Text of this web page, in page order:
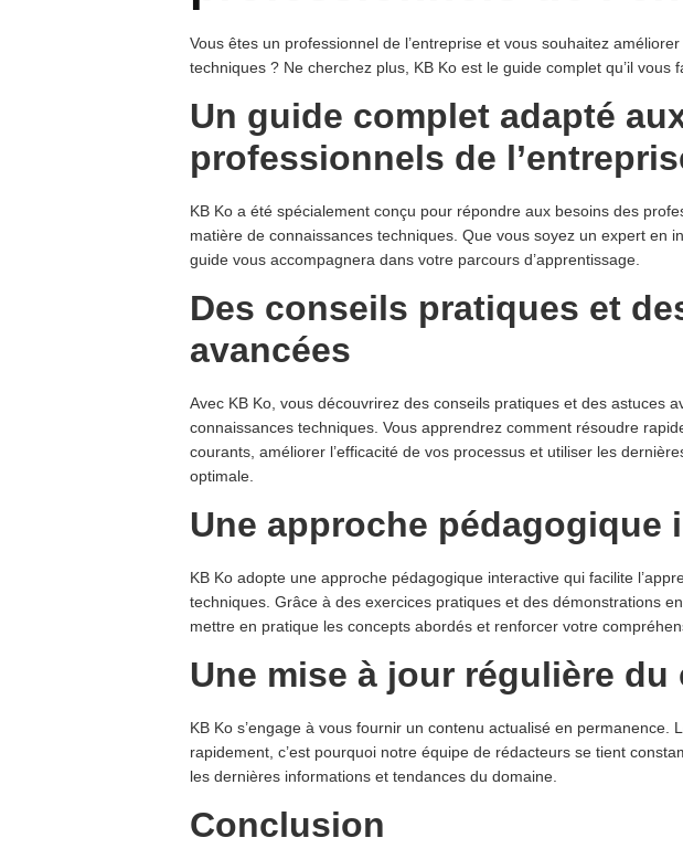
Vous êtes un professionnel de l’entreprise et vous souhaitez
techniques ? Ne cherchez plus, KB Ko est le guide complet qu’il vous
Un guide complet adapté
professionnels de
KB Ko a été spécialement conçu pour répondre aux besoins des
matière de connaissances techniques. Que vous soyez un expert en
guide vous accompagnera dans votre parcours d’apprentissage.
Des conseils pratiques et
avancées
Avec KB Ko, vous découvrirez des conseils pratiques et des astuces
connaissances techniques. Vous apprendrez comment résoudre
courants, améliorer l’efficacité de vos processus et utiliser les
optimale.
Une approche pédagogique
KB Ko adopte une approche pédagogique interactive qui facilite
techniques. Grâce à des exercices pratiques et des démonstrations
mettre en pratique les concepts abordés et renforcer votre
Une mise à jour régulière du
KB Ko s’engage à vous fournir un contenu actualisé en permanence.
rapidement, c’est pourquoi notre équipe de rédacteurs se tient
les dernières informations et tendances du domaine.
Conclusion